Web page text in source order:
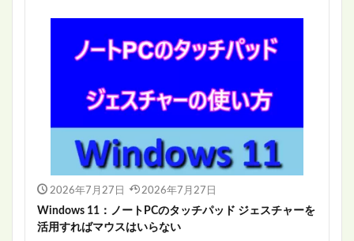
2026年7月27日 2026年7月27日
Windows 11：ノートPCのタッチパッド ジェスチャーを
活用すればマウスはいらない